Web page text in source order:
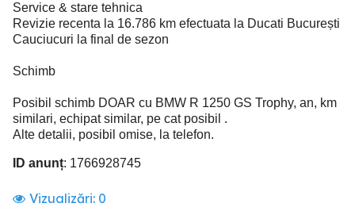
Service & stare tehnica
Revizie recenta la 16.786 km efectuata la Ducati București
Cauciucuri la final de sezon
Schimb
Posibil schimb DOAR cu BMW R 1250 GS Trophy, an, km
similari, echipat similar, pe cat posibil .
Alte detalii, posibil omise, la telefon.
ID anunț: 1766928745
Vizualizări: 0